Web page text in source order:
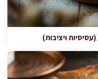
ויציבות)